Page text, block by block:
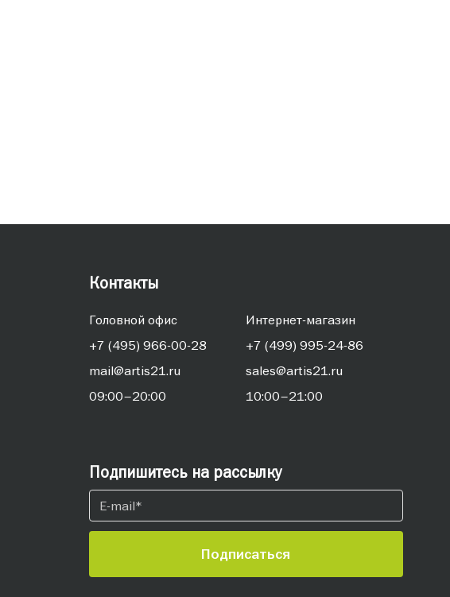
Контакты
Головной офис
+7 (495) 966-00-28
mail@artis21.ru
09:00–20:00
Интернет-магазин
+7 (499) 995-24-86
sales@artis21.ru
10:00–21:00
Подпишитесь на рассылку
Подписаться